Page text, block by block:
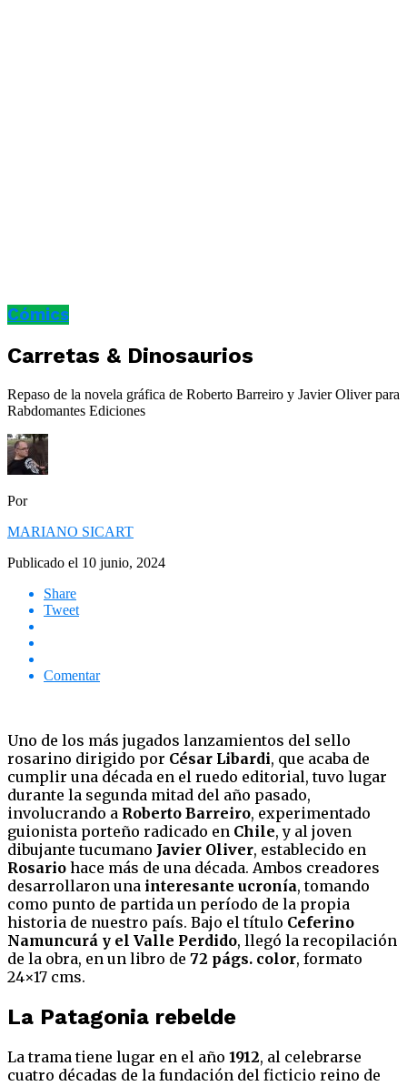
Cómics
Carretas & Dinosaurios
Repaso de la novela gráfica de Roberto Barreiro y Javier Oliver para
Rabdomantes Ediciones
Por
MARIANO SICART
Publicado el 10 junio, 2024
Share
Tweet
Comentar
Uno de los más jugados lanzamientos del sello
rosarino dirigido por César Libardi, que acaba de
cumplir una década en el ruedo editorial, tuvo lugar
durante la segunda mitad del año pasado,
involucrando a Roberto Barreiro, experimentado
guionista porteño radicado en Chile, y al joven
dibujante tucumano Javier Oliver, establecido en
Rosario hace más de una década. Ambos creadores
desarrollaron una interesante ucronía, tomando
como punto de partida un período de la propia
historia de nuestro país. Bajo el título Ceferino
Namuncurá y el Valle Perdido, llegó la recopilación
de la obra, en un libro de 72 págs. color, formato
24×17 cms.
La Patagonia rebelde
La trama tiene lugar en el año 1912, al celebrarse
cuatro décadas de la fundación del ficticio reino de